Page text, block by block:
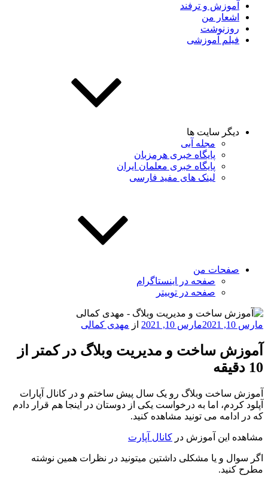
آموزش و ترفند
اشعار من
روزنوشت
فیلم آموزشی
دیگر سایت ها
مجله آبی
پایگاه خبری هرمزبان
پایگاه خبری معلمان ایران
لینک های مفید فارسی
صفحات من
صفحه در اینستاگرام
صفحه در توییتر
نوشته‌شده
مارس 10, 2021 مارس 10, 2021 از مهدی کمالی
آموزش ساخت و مدیریت وبلاگ در کمتر از
10 دقیقه
آموزش ساخت وبلاگ رو یک سال پیش ساختم و در کانال آپارات
آپلود کردم، اما به درخواست یکی از دوستان در اینجا هم قرار دادم
که در ادامه می تونید مشاهده کنید.
مشاهده این آموزش در کانال آپارت
اگر سوال و یا مشکلی داشتین میتونید در نظرات همین نوشته
مطرح کنید.